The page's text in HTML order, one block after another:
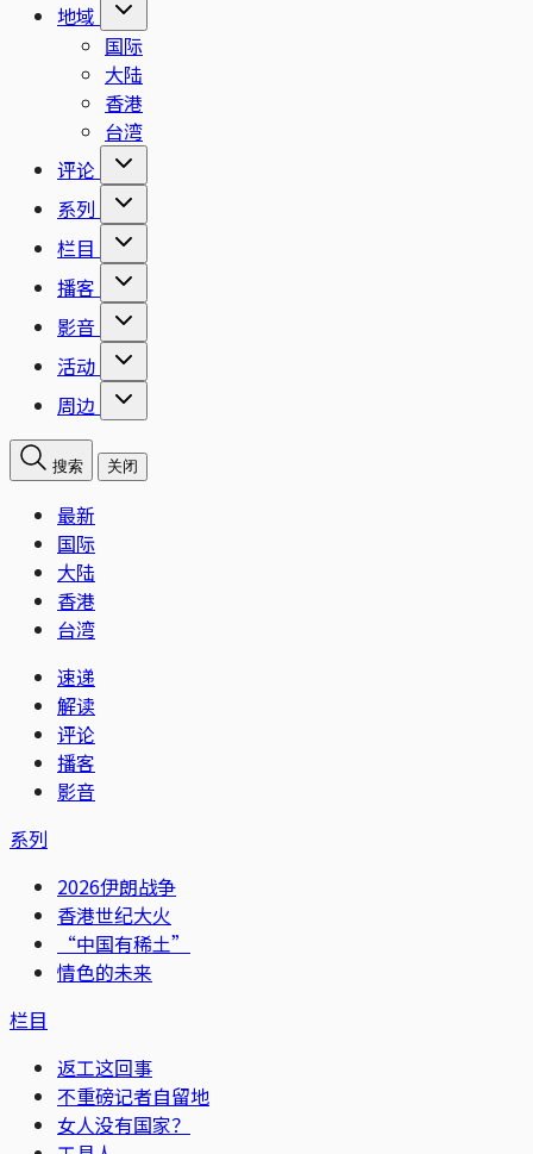
地域
国际
大陆
香港
台湾
评论
系列
栏目
播客
影音
活动
周边
搜索 关闭
最新
国际
大陆
香港
台湾
速递
解读
评论
播客
影音
系列
2026伊朗战争
香港世纪大火
“中国有稀土”
情色的未来
栏目
返工这回事
不重磅记者自留地
女人没有国家？